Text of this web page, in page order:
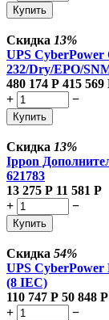
Купить
Скидка 13%
UPS CyberPower
232/Dry/EPO/
480 174 Р 415 569
+
−
Купить
Скидка 13%
Ippon
621783
13 275 Р 11 581 Р
+
−
Купить
Скидка 54%
UPS CyberPower
(8 IEC)
110 747 Р 50 848 Р
+
−